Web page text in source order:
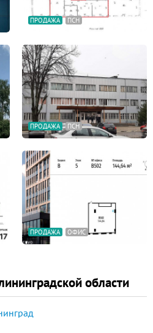
ПРОДАЖА ПСН
ПРОДАЖА ПСН
ПРОДАЖА ОФИС
области